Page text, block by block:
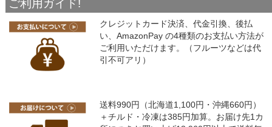
ご利用ガイド!
クレジットカード決済、代金引換、後払
い、AmazonPay の4種類のお支払い方法が
ご利用いただけます。（フルーツなどは代
引不可アリ）
送料990円（北海道1,100円・沖縄660円）
＋チルド・冷凍は385円加算。お届け先1カ